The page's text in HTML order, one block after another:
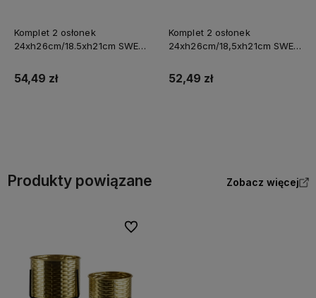
Komplet 2 osłonek
24xh26cm/18.5xh21cm SWEN
54,49 zł
Komplet 2 osłonek
24xh26cm/18,5xh21cm SWEN
52,49 zł
Produkty powiązane Zobacz więcej
Do ulubionych